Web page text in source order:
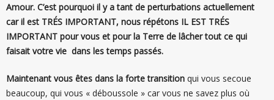
Amour. C’est pourquoi il y a tant de perturbations actuellement
car il est TRÉS IMPORTANT, nous répétons IL EST TRÉS
IMPORTANT pour vous et pour la Terre de lâcher tout ce qui
faisait votre vie dans les temps passés.
Maintenant vous êtes dans la forte transition qui vous secoue
beaucoup, qui vous « déboussole » car vous ne savez plus où